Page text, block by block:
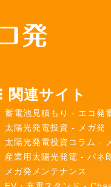
関連サイト
蓄電池見積もり - エコ発
太陽光発電投資 - メガ発
太陽光発電投資コラム -
産業用太陽光発電 - パネ
メガ発メンテナンス